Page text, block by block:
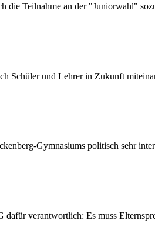
Teilnahme an der "Juniorwahl"
und Lehrer in Zukunft
Gymnasiums politisch sehr
verantwortlich: Es muss